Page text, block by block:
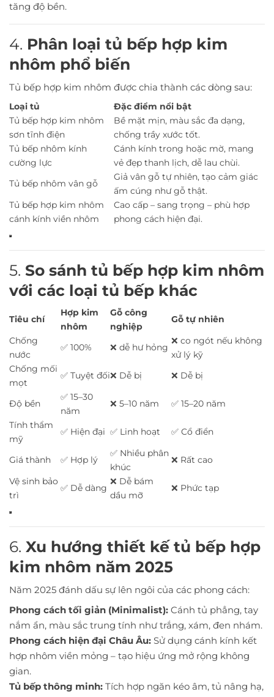
tăng độ bền.
4. Phân loại tủ bếp hợp kim
nhôm phổ biến
Tủ bếp hợp kim nhôm được chia thành các dòng sau:
Loại tủ
Đặc điểm nổi bật
Tủ bếp hợp kim nhôm
sơn tĩnh điện
Bề mặt mịn, màu sắc đa dạng,
chống trầy xước tốt.
Tủ bếp nhôm kính
cường lực
Cánh kính trong hoặc mờ, mang
vẻ đẹp thanh lịch, dễ lau chùi.
Tủ bếp nhôm vân gỗ
Giả vân gỗ tự nhiên, tạo cảm giác
ấm cúng như gỗ thật.
Tủ bếp hợp kim nhôm
cánh kính viền nhôm
Cao cấp – sang trọng – phù hợp
phong cách hiện đại.
5. So sánh tủ bếp hợp kim nhôm
với các loại tủ bếp khác
Tiêu chí
Hợp kim
nhôm
Gỗ công
nghiệp
Gỗ tự nhiên
Chống
nước
✅ 100% ❌ dễ hư hỏng
❌ co ngót nếu không
xử lý kỹ
Chống mối
mọt
✅ Tuyệt đối❌ Dễ bị ❌ Dễ bị
Độ bền
✅ 15–30
năm
❌ 5–10 năm
✅ 15–20 năm
Tính thẩm
mỹ
✅ Hiện đại ✅ Linh hoạt ✅ Cổ điển
Giá thành ✅ Hợp lý
✅ Nhiều phân
khúc
❌ Rất cao
Vệ sinh bảo
trì
✅ Dễ dàng
❌ Dễ bám
dầu mỡ
❌ Phức tạp
6. Xu hướng thiết kế tủ bếp hợp
kim nhôm năm 2025
Năm 2025 đánh dấu sự lên ngôi của các phong cách:
Phong cách tối giản (Minimalist): Cánh tủ phẳng, tay
nắm ẩn, màu sắc trung tính như trắng, xám, đen nhám.
Phong cách hiện đại Châu Âu: Sử dụng cánh kính kết
hợp nhôm viền mỏng – tạo hiệu ứng mở rộng không
gian.
Tủ bếp thông minh: Tích hợp ngăn kéo âm, tủ nâng hạ,